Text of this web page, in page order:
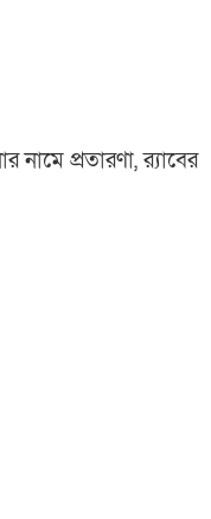
নামে প্রতারণা, র‌্যাবের